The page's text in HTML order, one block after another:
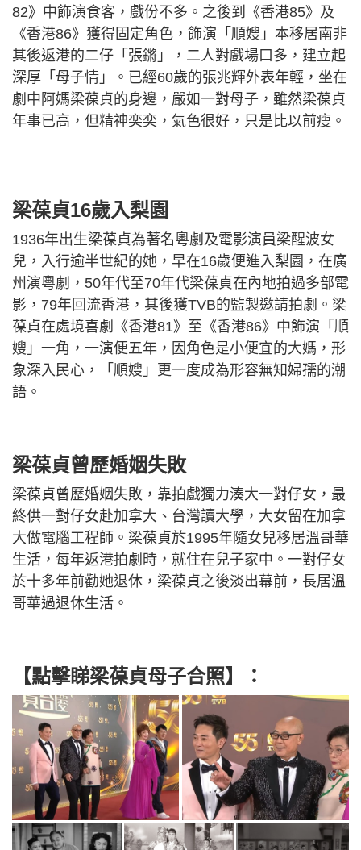
82》中飾演食客，戲份不多。之後到《香港85》及
《香港86》獲得固定角色，飾演「順嫂」本移居南非
其後返港的二仔「張鏘」，二人對戲場口多，建立起
深厚「母子情」。已經60歲的張兆輝外表年輕，坐在
劇中阿媽梁葆貞的身邊，嚴如一對母子，雖然梁葆貞
年事已高，但精神奕奕，氣色很好，只是比以前瘦。
梁葆貞16歲入梨園
1936年出生梁葆貞為著名粵劇及電影演員梁醒波女
兒，入行逾半世紀的她，早在16歲便進入梨園，在廣
州演粵劇，50年代至70年代梁葆貞在內地拍過多部電
影，79年回流香港，其後獲TVB的監製邀請拍劇。梁
葆貞在處境喜劇《香港81》至《香港86》中飾演「順
嫂」一角，一演便五年，因角色是小便宜的大媽，形
象深入民心，「順嫂」更一度成為形容無知婦孺的潮
語。
梁葆貞曾歷婚姻失敗
梁葆貞曾歷婚姻失敗，靠拍戲獨力湊大一對仔女，最
終供一對仔女赴加拿大、台灣讀大學，大女留在加拿
大做電腦工程師。梁葆貞於1995年隨女兒移居溫哥華
生活，每年返港拍劇時，就住在兒子家中。一對仔女
於十多年前勸她退休，梁葆貞之後淡出幕前，長居溫
哥華過退休生活。
【點擊睇梁葆貞母子合照】：